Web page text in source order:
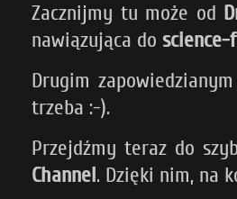
Zacznijmy tu może od
nawiązująca do
Drugim
trzeba :-).
Przejdźmy teraz do
Channel . Dzięki nim, na